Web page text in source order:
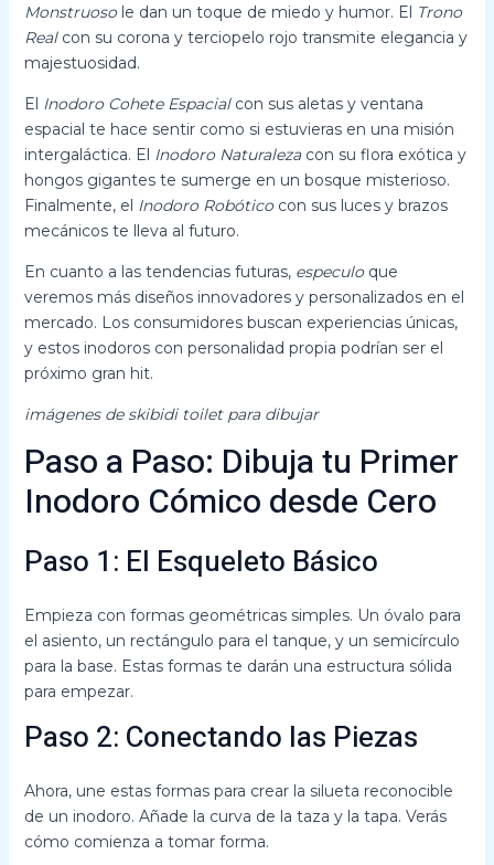
Monstruosole dan un toque de miedo y humor. El Trono
Realcon su corona y terciopelo rojo transmite elegancia y
majestuosidad.
El Inodoro Cohete Espacialcon sus aletas y ventana
espacial te hace sentir como si estuvieras en una misión
intergaláctica. El Inodoro Naturalezacon su flora exótica y
hongos gigantes te sumerge en un bosque misterioso.
Finalmente, el Inodoro Robóticocon sus luces y brazos
mecánicos te lleva al futuro.
En cuanto a las tendencias futuras, especuloque
veremos más diseños innovadores y personalizados en el
mercado. Los consumidores buscan experiencias únicas,
y estos inodoros con personalidad propia podrían ser el
próximo gran hit.
imágenes de skibidi toilet para dibujar
Paso a Paso: Dibuja tu Primer
Inodoro Cómico desde Cero
Paso 1: El Esqueleto Básico
Empieza con formas geométricas simples. Un óvalo para
el asiento, un rectángulo para el tanque, y un semicírculo
para la base. Estas formas te darán una estructura sólida
para empezar.
Paso 2: Conectando las Piezas
Ahora, une estas formas para crear la silueta reconocible
de un inodoro. Añade la curva de la taza y la tapa. Verás
cómo comienza a tomar forma.